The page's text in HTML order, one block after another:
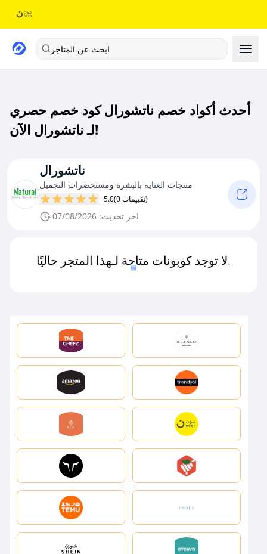
ابحث عن المتاجر
أحدث أكواد خصم ناتشورال كود خصم حصري
لـ ناتشورال الآن!
ناتشورال
منتجات العناية بالبشرة ومستحضرات التجميل
5.0 (0 تقييمات)
اخر تحديث: 07/08/2026
لا توجد كوبونات متاحة لـهذا المتجر حاليًا.